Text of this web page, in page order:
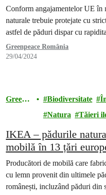
Conform angajamentelor UE în
naturale trebuie protejate cu
astfel de păduri dispar cu
Greenpeace România
29/04/2024
Greenp
Biodiversitate
Natura
Tăieri
IKEA – pădurile
mobilă în 13 țări
Producători de mobilă care
cu lemn provenit din ultimele
românești, incluzând păduri din